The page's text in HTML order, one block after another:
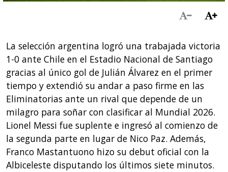
La selección argentina logró una trabajada victoria
1-0 ante Chile en el Estadio Nacional de Santiago
gracias al único gol de Julián Álvarez en el primer
tiempo y extendió su andar a paso firme en las
Eliminatorias ante un rival que depende de un
milagro para soñar con clasificar al Mundial 2026.
Lionel Messi fue suplente e ingresó al comienzo de
la segunda parte en lugar de Nico Paz. Además,
Franco Mastantuono hizo su debut oficial con la
Albiceleste disputando los últimos siete minutos.